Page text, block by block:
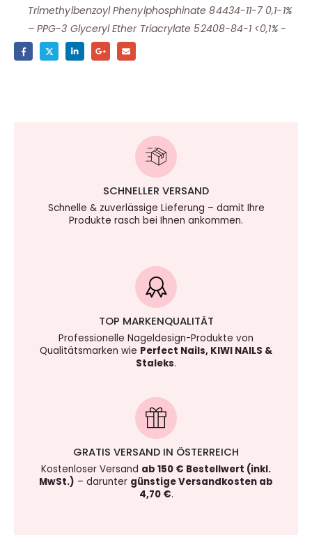
Trimethylbenzoyl Phenylphosphinate 84434-11-7 0,1-1%
– PPG-3 Glyceryl Ether Triacrylate 52408-84-1 <0,1% -
SCHNELLER VERSAND
Schnelle & zuverlässige Lieferung – damit Ihre
Produkte rasch bei Ihnen ankommen.
TOP MARKENQUALITÄT
Professionelle Nageldesign-Produkte von
Qualitätsmarken wie Perfect Nails, KIWI NAILS &
Staleks.
GRATIS VERSAND IN ÖSTERREICH
Kostenloser Versand ab 150 € Bestellwert (inkl.
MwSt.) – darunter günstige Versandkosten ab
4,70 €.